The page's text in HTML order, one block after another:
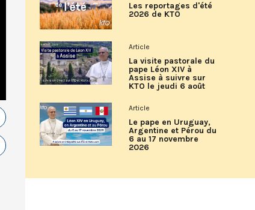
Les reportages d'été
2026 de KTO
Article
La visite pastorale du
pape Léon XIV à
Assise à suivre sur
KTO le jeudi 6 août
Article
Le pape en Uruguay,
Argentine et Pérou du
6 au 17 novembre
2026